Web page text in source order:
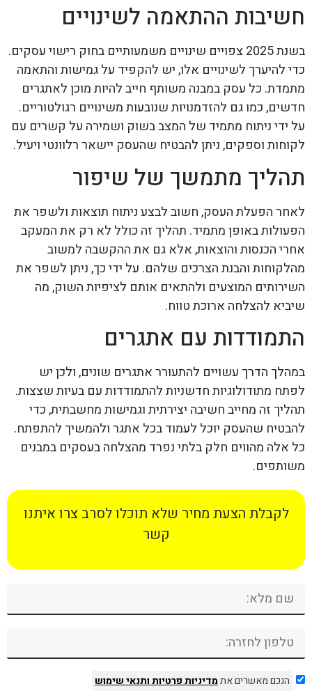
חשיבות ההתאמה לשינויים
בשנת 2025 צפויים שינויים משמעותיים בחוק רישוי עסקים.
כדי להיערך לשינויים אלו, יש להקפיד על גמישות והתאמה
מתמדת. כל עסק במבנה משותף חייב להיות מוכן לאתגרים
חדשים, כמו גם להזדמנויות שנובעות משינויים רגולטוריים.
על ידי ניתוח מתמיד של המצב בשוק ושמירה על קשרים עם
לקוחות וספקים, ניתן להבטיח שהעסק יישאר רלוונטי ויעיל.
תהליך מתמשך של שיפור
לאחר הפעלת העסק, חשוב לבצע ניתוח תוצאות ולשפר את
הפעולות באופן מתמיד. תהליך זה כולל לא רק את המעקב
אחרי הכנסות והוצאות, אלא גם את ההקשבה למשוב
מהלקוחות והבנת הצרכים שלהם. על ידי כך, ניתן לשפר את
השירותים המוצעים ולהתאים אותם לציפיות השוק, מה
שיביא להצלחה ארוכת טווח.
התמודדות עם אתגרים
במהלך הדרך עשויים להתעורר אתגרים שונים, ולכן יש
לפתח מתודולוגיות חדשניות להתמודדות עם בעיות שצצות.
תהליך זה מחייב חשיבה יצירתית וגמישות מחשבתית, כדי
להבטיח שהעסק יוכל לעמוד בכל אתגר ולהמשיך להתפתח.
כל אלה מהווים חלק בלתי נפרד מהצלחה בעסקים במבנים
משותפים.
לקבלת הצעת מחיר שלא תוכלו לסרב צרו איתנו
קשר
הנכם מאשרים אתמדיניות פרטיותותנאי שימוש